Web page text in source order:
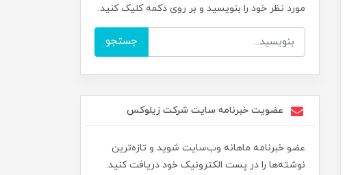
مورد نظر خود را بنویسید و بر روی دکمه کلیک کنید.
جستجو
عضویت خبرنامه سایت شرکت زیلوکس
عضو خبرنامه ماهانه وب‌سایت شوید و تازه‌ترین
نوشته‌ها را در پست الکترونیک خود دریافت کنید.